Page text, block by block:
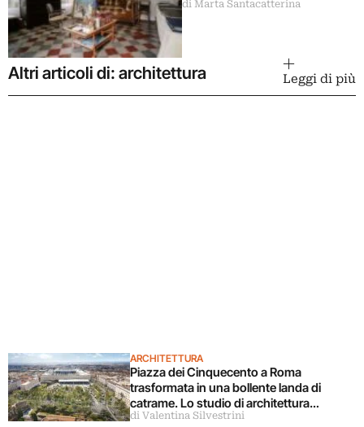
di Marta Santacatterina
Altri articoli di: architettura Leggi di più
ARCHITETTURA
Piazza dei Cinquecento a Roma
trasformata in una bollente landa di
catrame. Lo studio di architettura
disconosce il progetto
di Valentina Silvestrini